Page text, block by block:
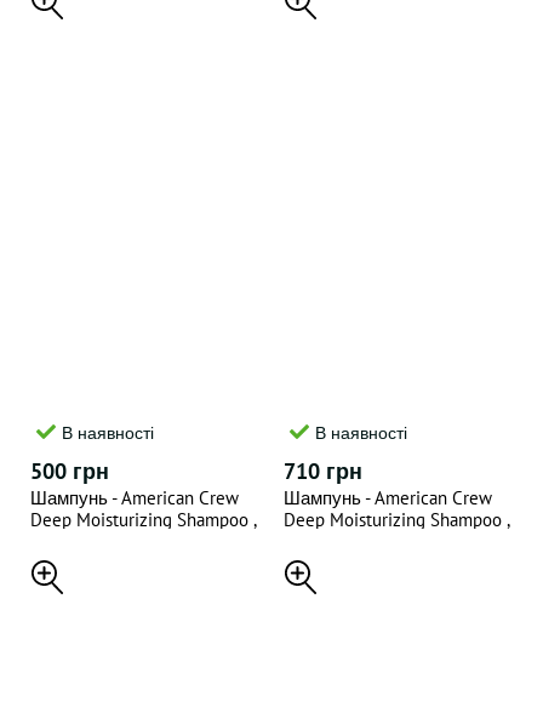
В наявності
500 грн
Шампунь - American Crew
Deep Moisturizing Shampoo ,
В наявності
710 грн
Шампунь - American Crew
Deep Moisturizing Shampoo ,